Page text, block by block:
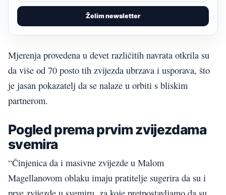
Želim newsletter
Mjerenja provedena u devet različitih navrata otkrila su
da više od 70 posto tih zvijezda ubrzava i usporava, što
je jasan pokazatelj da se nalaze u orbiti s bliskim
partnerom.
Pogled prema prvim zvijezdama
svemira
“Činjenica da i masivne zvijezde u Malom
Magellanovom oblaku imaju pratitelje sugerira da su i